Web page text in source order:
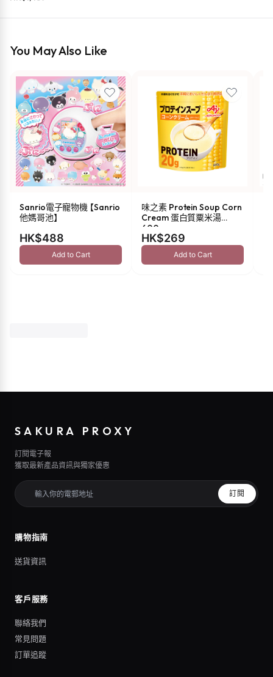
You May Also Like
Sanrio電子寵物機 【Sanrio
他媽哥池】
HK$488
Add to Cart
味之素 Protein Soup Corn
Cream 蛋白質粟米湯
600g
HK$269
Add to Cart
SAKURA PROXY
訂閱電子報
獲取最新產品資訊與獨家優惠
訂閱
購物指南
送貨資訊
客戶服務
聯絡我們
常見問題
訂單追蹤